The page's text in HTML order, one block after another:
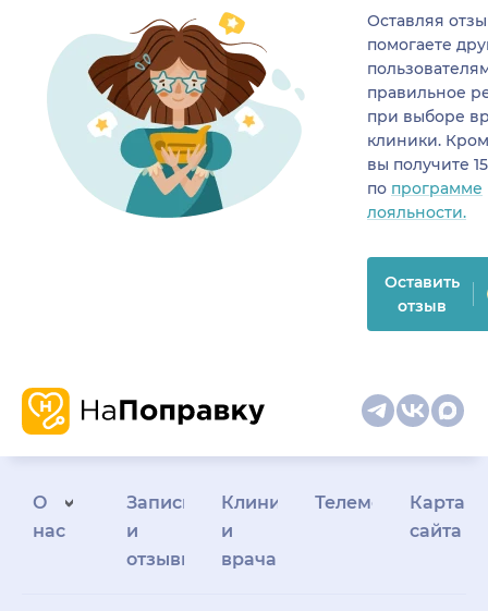
Оставляя
помогаете
правильное
при выборе
клиники.
вы получите
по программе
лояльности.
Оставить
отзыв
О
нас
Запись
и
отзывы
Клиникам
и
врачам
Телемедицина
Карта
сайта